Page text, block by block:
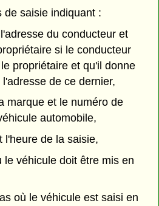
de saisie indiquant :
du conducteur et
si le conducteur
propriétaire et qu'il donne
l'adresse de ce dernier,
marque et le numéro de
automobile,
l'heure de la saisie,
le véhicule doit être mis en
où le véhicule est saisi en